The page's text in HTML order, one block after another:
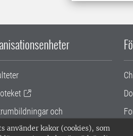
använder kakor (cookies), som
och